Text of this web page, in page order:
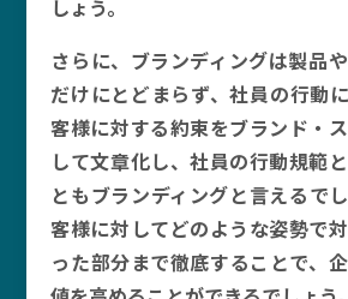
しょう。
さらに、ブランディングは製品
だけにとどまらず、社員の行動
客様に対する約束をブランド・
して文章化し、社員の行動規範
ともブランディングと言えるで
客様に対してどのような姿勢で
った部分まで徹底することで、